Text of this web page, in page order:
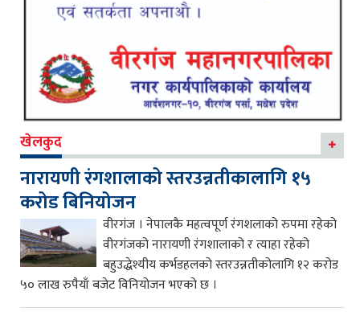
खेलकुद
नारायणी रंगशालाको स्तरउन्नतीकालागि १५
करोड बिनियोजन
वीरगंज । नेपालकै महत्वपूर्ण रंगशलाको रुपमा रहेको
वीरगंजको नारायणी रंगशालाको र त्याहा रहेको
बहुउद्धेश्यीय कर्भडहलको स्तरउन्नतीकोलागि १२ करोड
५० लाख रुपैयाँ बजेट विनियोजन भएको छ ।